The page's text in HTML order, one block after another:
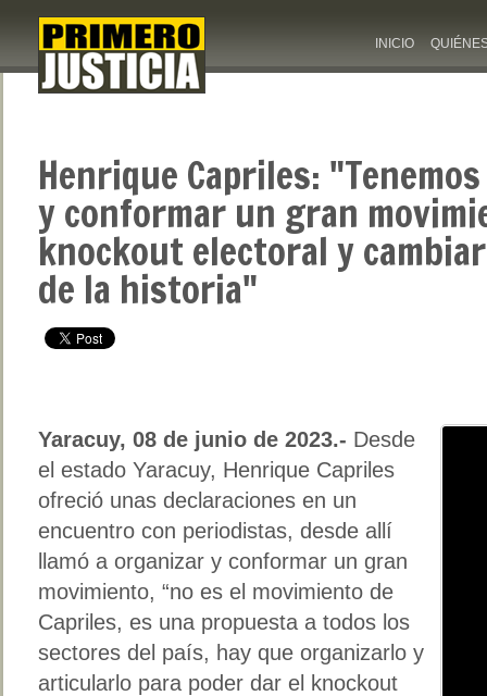
INICIO
Henrique Capriles:
y conformar un gran
knockout electoral y
de la historia"
Yaracuy, 08 de junio de 2023.- Desde
el estado Yaracuy, Henrique Capriles
ofreció unas declaraciones en un
encuentro con periodistas, desde allí
llamó a organizar y conformar un gran
movimiento, “no es el movimiento de
Capriles, es una propuesta a todos los
sectores del país, hay que organizarlo y
articularlo para poder dar el knockout